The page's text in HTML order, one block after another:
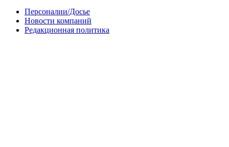
Персоналии/Досье
Новости компаний
Редакционная политика